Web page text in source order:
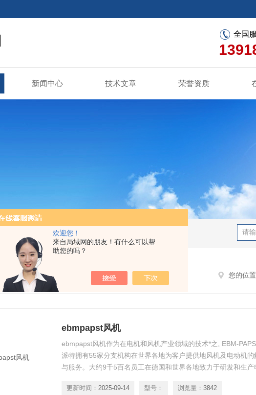
欢迎您！
来自局域网的朋友！有什么可以帮
助您的吗？
全国
新闻中心 技术文章 荣誉资质
备
您的位置
ebmpapst风机
ebmpapst风机作为在电机和风机产业领域的技术*之, EBM-
派特拥有55家分支机构在世界各地为客户提供地风机及电动机的
与服务。大约9千5百名员工在德国和世界各地致力于研发和生产
依必安派特的特征是: 我们不仅仅是高品质大规模地生产风机
更新时间： 2025-09-14 型号： 浏览量： 3842